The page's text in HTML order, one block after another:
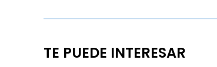
TE PUEDE INTERESAR